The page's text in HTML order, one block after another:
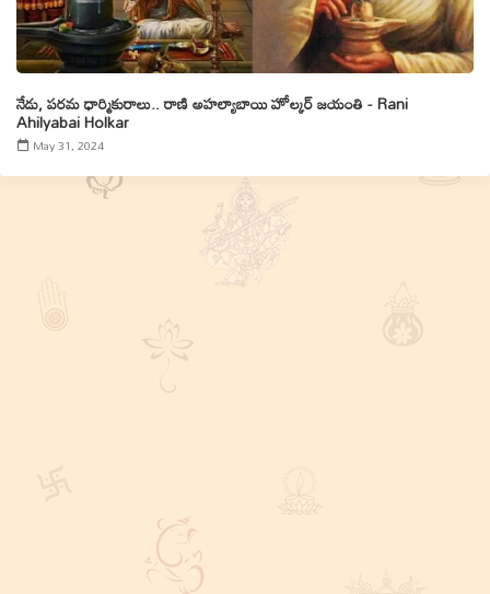
నేడు, పరమ ధార్మికురాలు.. రాణి అహల్యాబాయి హోల్కర్ జయంతి - Rani
Ahilyabai Holkar
May 31, 2024